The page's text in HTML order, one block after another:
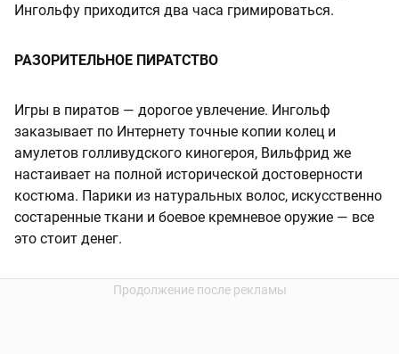
Ингольфу приходится два часа гримироваться.
РАЗОРИТЕЛЬНОЕ ПИРАТСТВО
Игры в пиратов — дорогое увлечение. Ингольф
заказывает по Интернету точные копии колец и
амулетов голливудского киногероя, Вильфрид же
настаивает на полной исторической достоверности
костюма. Парики из натуральных волос, искусственно
состаренные ткани и боевое кремневое оружие — все
это стоит денег.